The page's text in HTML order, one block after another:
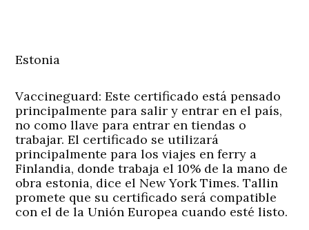
Estonia
Vaccineguard: Este certificado está pensado
principalmente para salir y entrar en el país,
no como llave para entrar en tiendas o
trabajar. El certificado se utilizará
principalmente para los viajes en ferry a
Finlandia, donde trabaja el 10% de la mano de
obra estonia, dice el New York Times. Tallin
promete que su certificado será compatible
con el de la Unión Europea cuando esté listo.